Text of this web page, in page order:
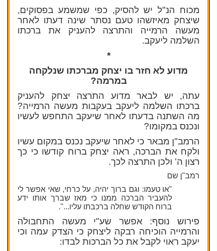
מכוח הנ"ל יש להסיק, כפי שמשמע בפסוקים,
שיצחק מאיזשהו טעם נסתר שינה דעתו לאחר
מעשה הרמייה והתרצה להעניק את ברכתו
השלמה ליעקב.
*
מדוע לא חזר בו יצחק מברכתו שנלקחה
במרמה?
עתה, יש לבאר מדוע התרצה יצחק להעניק
ברכתו השלמה ליעקב בעקבות מעשה הרמייה?
מה השתנה בדעתו לאחר שיעקב התחפש לעשיו
ונכנס במקומו?
הרמב"ן מבאר כי לאחר שיעקב נכנס במקום עשיו
ולקח את הברכה, ראה יצחק ברוח קודשו כי כך
רצון ה' ולכן התרצה לכך.
רמב"ן שם
"או טעמו: וגם ברוך יהיה, על כרחי, שאי אפשר לי
להעביר הברכה ממנו כי מאז שברך אותו ידע
ברוח הקודש שחלה ברכבתו עליו...".
פירוש נוסף: אפשר שע"י מעשה התחבולה
והרמייה הוכיחה רבקה ליצחק כי הצדק עמה וכי
יעקב ראוי לקבל את כל הברכות לבדו: